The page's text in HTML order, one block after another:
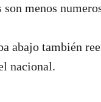
menos
abajo también
nacional.